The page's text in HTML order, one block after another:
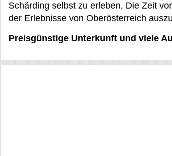
Schärding selbst zu erleben, Die Zeit
der Erlebnisse von Oberösterreich
Preisgünstige Unterkunft und viele